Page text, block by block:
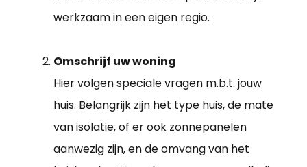
werkzaam in een eigen regio.
Omschrijf uw woning
Hier volgen speciale vragen m.b.t. jouw
huis. Belangrijk zijn het type huis, de mate
van isolatie, of er ook zonnepanelen
aanwezig zijn, en de omvang van het